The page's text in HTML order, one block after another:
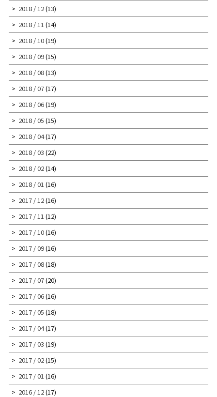
2018 / 12(13)
2018 / 11 (14)
2018 / 10(19)
2018 / 09(15)
2018 / 08(13)
2018 / 07(17)
2018 / 06(19)
2018 / 05 (15)
2018 / 04(17)
2018 / 03 (22)
2018 / 02(14)
2018 / 01 (16)
2017 / 12(16)
2017 / 11 (12)
2017 / 10(16)
2017 / 09(16)
2017 / 08(18)
2017 / 07(20)
2017 / 06(16)
2017 / 05 (18)
2017 / 04(17)
2017 / 03 (19)
2017 / 02(15)
2017 / 01 (16)
2016 / 12(17)